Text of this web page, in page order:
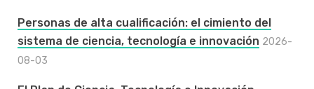
Personas de alta cualificación: el cimiento del
sistema de ciencia, tecnología e innovación 2026-
08-03